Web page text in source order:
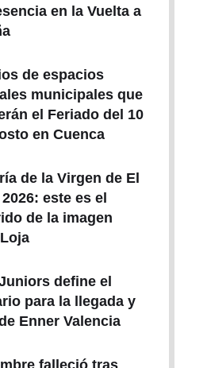
en la Vuelta a
de espacios
municipales que
el Feriado del 10
en Cuenca
de la Virgen de El
este es el
de la imagen
define el
para la llegada y
Enner Valencia
falleció tras